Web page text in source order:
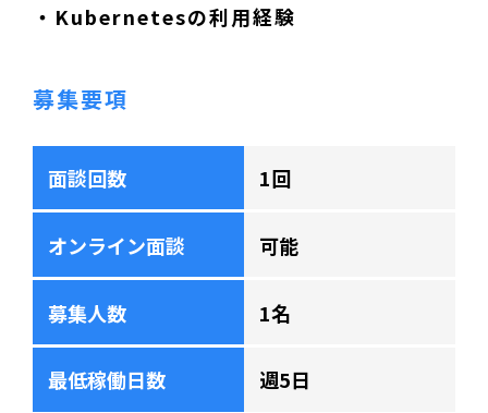
・Kubernetesの利用経験
募集要項
面談回数 1回
オンライン面談 可能
募集人数 1名
最低稼働日数 週5日